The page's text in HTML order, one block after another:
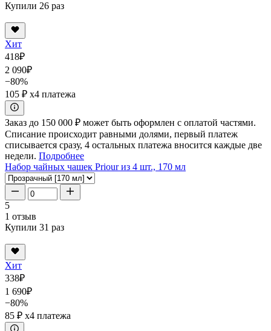
Купили 26 раз
Хит
418₽
2 090₽
−80%
105 ₽ x4 платежа
Заказ до 150 000 ₽ может быть оформлен с оплатой частями.
Списание происходит равными долями, первый платеж
списывается сразу, 4 остальных платежа вносится каждые две
недели. Подробнее
Набор чайных чашек Priour из 4 шт., 170 мл
5
1 отзыв
Купили 31 раз
Хит
338₽
1 690₽
−80%
85 ₽ x4 платежа